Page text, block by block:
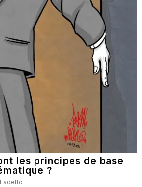
les principes de base
?